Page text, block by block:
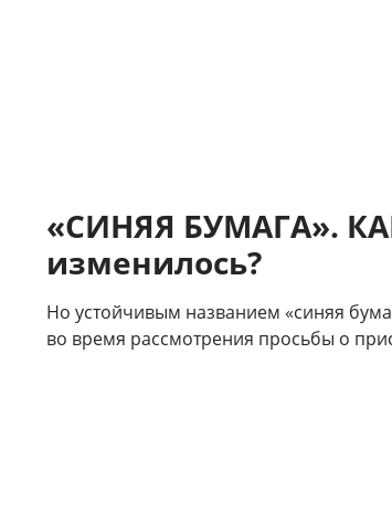
«СИНЯЯ БУМАГА».
изменилось?
Но устойчивым названием «синяя
во время рассмотрения просьбы о